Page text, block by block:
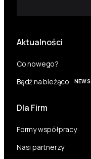
Aktualności
Co nowego?
Bądź na bieżąco
NEWS
Dla Firm
Formy współpracy
Nasi partnerzy